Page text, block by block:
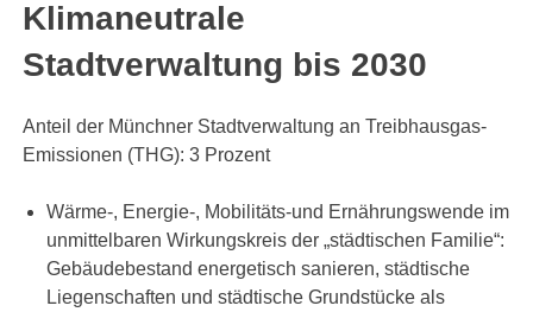
Klimaneutrale
Stadtverwaltung bis 2030
Anteil der Münchner Stadtverwaltung an Treibhausgas-
Emissionen (THG): 3 Prozent
Wärme-, Energie-, Mobilitäts-und Ernährungswende im
unmittelbaren Wirkungskreis der „städtischen Familie“:
Gebäudebestand energetisch sanieren, städtische
Liegenschaften und städtische Grundstücke als